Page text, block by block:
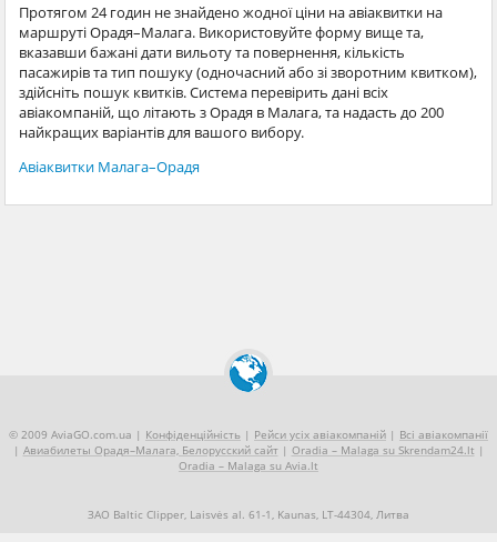
Протягом 24 годин не знайдено жодної ціни на авіаквитки на
маршруті Орадя–Малага. Використовуйте форму вище та,
вказавши бажані дати вильоту та повернення, кількість
пасажирів та тип пошуку (одночасний або зі зворотним квитком),
здійсніть пошук квитків. Система перевірить дані всіх
авіакомпаній, що літають з Орадя в Малага, та надасть до 200
найкращих варіантів для вашого вибору.
Авіаквитки Малага–Орадя
© 2009 AviaGO.com.ua | Конфіденційність | Рейси усіх авіакомпаній | Всі авіакомпанії
| Авиабилеты Орадя–Малага, Белорусский сайт| Oradia – Malaga su Skrendam24.lt |
Oradia – Malaga su Avia.lt
ЗАО Baltic Clipper, Laisvės al. 61-1, Kaunas, LT-44304, Литва